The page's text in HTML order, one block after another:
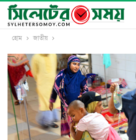
হোম জাতীয়